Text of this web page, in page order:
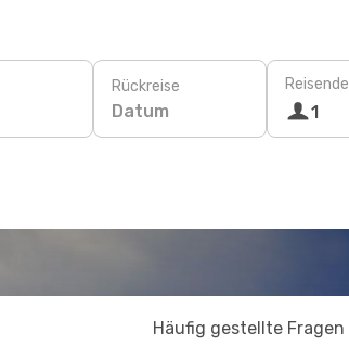
Rückreise
Datum
Reisende
1
Häufig gestellte Fragen